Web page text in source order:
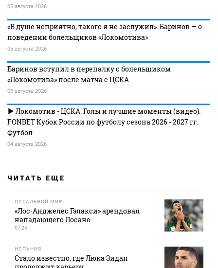
05 августа 2026
«В душе неприятно, такого я не заслужил». Баринов — о
поведении болельщиков «Локомотива»
05 августа 2026
Баринов вступил в перепалку с болельщиком
«Локомотива» после матча с ЦСКА
05 августа 2026
Локомотив - ЦСКА. Голы и лучшие моменты (видео).
FONBET Кубок России по футболу сезона 2026 - 2027 гг.
Футбол
04 августа 2026
ЧИТАТЬ ЕЩЕ
ОСТАЛЬНОЙ МИР
«Лос‑Анджелес Гэлакси» арендовал
нападающего Лосано
07:25
ИСПАНИЯ
Стало известно, где Люка Зидан